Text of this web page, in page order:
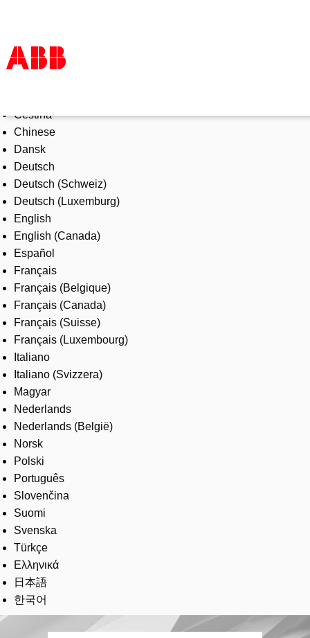
Products & Solutions
Industries
Services
About us
Where to buy
Contact us
Careers
Čeština
Chinese
Dansk
Deutsch
Deutsch (Schweiz)
Deutsch (Luxemburg)
English
English (Canada)
Español
Français
Français (Belgique)
Français (Canada)
Français (Suisse)
Français (Luxembourg)
Italiano
Italiano (Svizzera)
Magyar
Nederlands
Nederlands (België)
Norsk
Polski
Português
Slovenčina
Suomi
Svenska
Türkçe
Ελληνικά
日本語
한국어